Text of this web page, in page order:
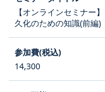
【オンラインセミナー
久化のための知識(前編)
14,300